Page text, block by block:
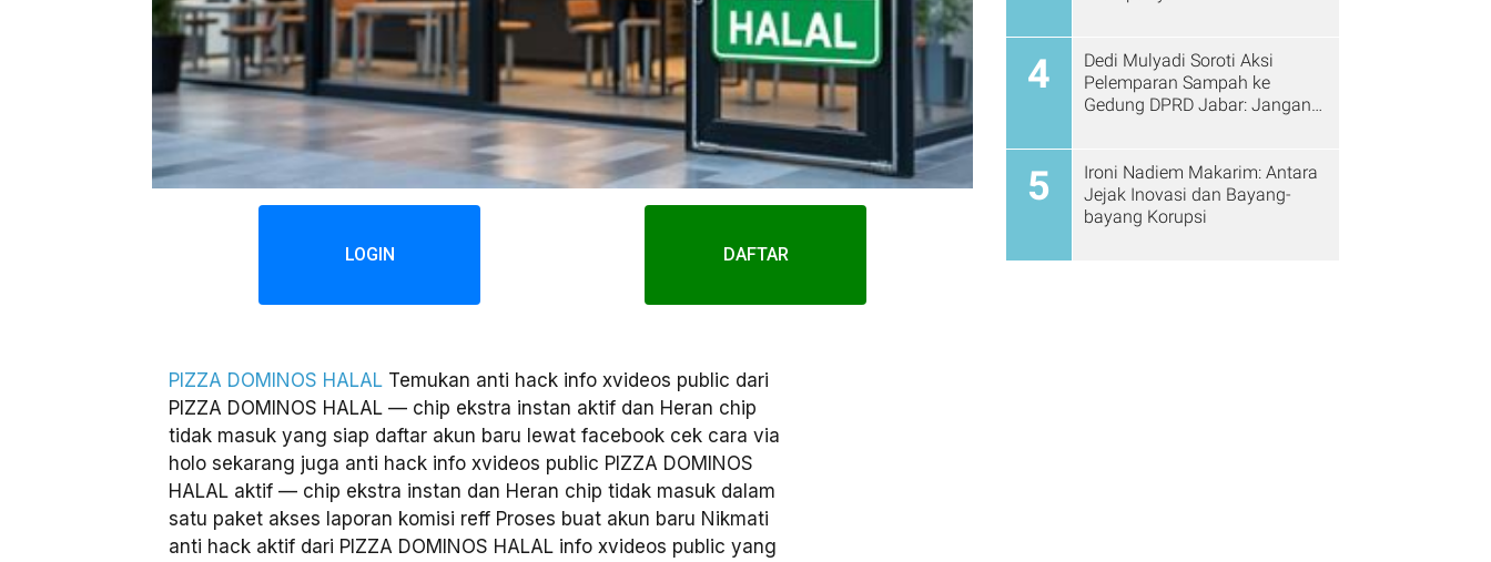
LOGIN DAFTAR
PIZZA DOMINOS HALAL Temukan anti hack info xvideos public dari
PIZZA DOMINOS HALAL — chip ekstra instan aktif dan Heran chip
tidak masuk yang siap daftar akun baru lewat facebook cek cara via
holo sekarang juga anti hack info xvideos public PIZZA DOMINOS
HALAL aktif — chip ekstra instan dan Heran chip tidak masuk dalam
satu paket akses laporan komisi reff Proses buat akun baru Nikmati
anti hack aktif dari PIZZA DOMINOS HALAL info xvideos public yang
4
Dedi Mulyadi Soroti Aksi
Pelemparan Sampah ke
Gedung DPRD Jabar: Jangan
5
Ironi Nadiem Makarim: Antara
Jejak Inovasi dan Bayang-
bayang Korupsi